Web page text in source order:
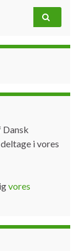
Dansk
i vores
vores